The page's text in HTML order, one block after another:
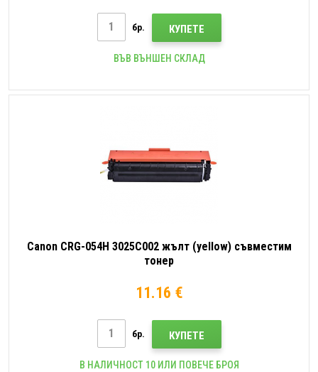
бр. КУПЕТЕ
ВЪВ ВЪНШЕН СКЛАД
Canon CRG-054H 3025C002 жълт (yellow) съвместим
тонер
11.16 €
бр. КУПЕТЕ
В НАЛИЧНОСТ 10 ИЛИ ПОВЕЧЕ БРОЯ